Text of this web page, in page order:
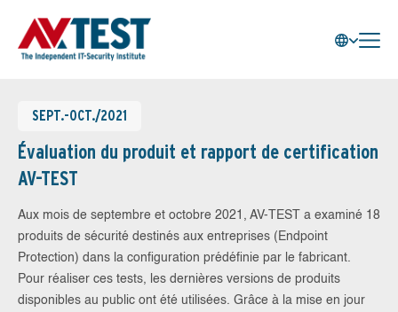
SEPT.-OCT./2021
Évaluation du produit et rapport de certification
AV-TEST
Aux mois de septembre et octobre 2021, AV-TEST a examiné 18
produits de sécurité destinés aux entreprises (Endpoint
Protection) dans la configuration prédéfinie par le fabricant.
Pour réaliser ces tests, les dernières versions de produits
disponibles au public ont été utilisées. Grâce à la mise en jour